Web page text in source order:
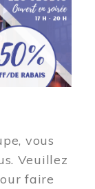
vous
Veuillez
faire